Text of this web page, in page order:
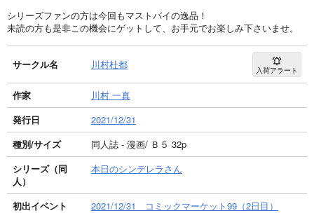
シリーズファンの方は今回もマストバイの逸品！
未読の方も是非この機会にゲットして、お手元でお楽しみ下さいませ。
サークル名 川村杜都 入荷アラート
作家
川村 一真
発行日
2021/12/31
種別/サイズ
同人誌 - 漫画/ Ｂ５ 32p
シリーズ（同
人）
本日のシンデレラさん
初出イベント
2021/12/31 コミックマーケット99（2日目）